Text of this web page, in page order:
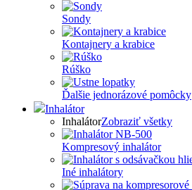
Sondy
Kontajnery a krabice
Rúško
Ďalšie jednorázové pomôcky
Inhalátor
InhalátorZobraziť všetky
Kompresový inhalátor
Iné inhalátory